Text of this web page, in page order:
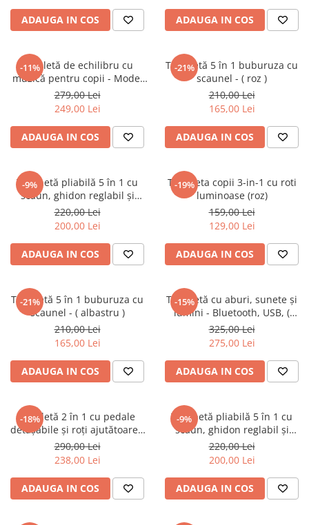
2–3 ani
4–6 ani
6–8 ani
Jucarii sub 59 lei
Busy Book & Carti Interactive
Creative
Carti cu Apa & Reutilizabile
Camera Copilului
Balansoare & Covorase de Joaca
Carusele & Jucarii pentru Patut
Depozitare & Organizare Jucarii
Masinute Electrice
Role si Skateboard
Joaca de Vara & Apa
Colaci & Saltele Gonflabile
Jucarii pentru Plaja
Joaca in Aer Liber
Toate Jucariile pentru Copii
Jucarii Educative & Invatare
ADAUGA IN COS ADAUGA IN COS
-11%
Bicicletă de echilibru cu
muzică pentru copii - Model
dinozaur verde
279,00 Lei
249,00 Lei
ADAUGA IN COS
-21%
Trotinetă 5 în 1 buburuza cu
scaunel - ( roz )
210,00 Lei
165,00 Lei
ADAUGA IN COS
-9%
Trotinetă pliabilă 5 în 1 cu
scaun, ghidon reglabil și
mâner parental - Roz
220,00 Lei
200,00 Lei
ADAUGA IN COS
-19%
Trotineta copii 3-in-1 cu roti
luminoase (roz)
159,00 Lei
129,00 Lei
ADAUGA IN COS
-21%
Trotinetă 5 în 1 buburuza cu
scaunel - ( albastru )
210,00 Lei
165,00 Lei
ADAUGA IN COS
-15%
Trotinetă cu aburi, sunete și
lumini - Bluetooth, USB, (
albastru )
325,00 Lei
275,00 Lei
ADAUGA IN COS
-18%
Bicicletă 2 în 1 cu pedale
detașabile și roți ajutătoare -
Verde
290,00 Lei
238,00 Lei
ADAUGA IN COS
-9%
Trotinetă pliabilă 5 în 1 cu
scaun, ghidon reglabil și
mâner parental - Verde
220,00 Lei
200,00 Lei
ADAUGA IN COS